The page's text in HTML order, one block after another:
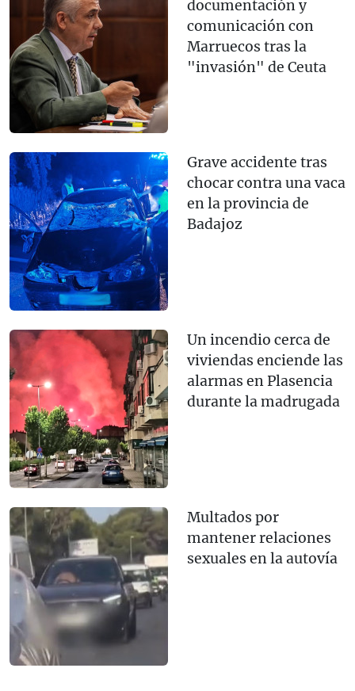
documentación y
comunicación con
Marruecos tras la
"invasión" de Ceuta
Grave accidente tras
chocar contra una vaca
en la provincia de
Badajoz
Un incendio cerca de
viviendas enciende las
alarmas en Plasencia
durante la madrugada
Multados por
mantener relaciones
sexuales en la autovía